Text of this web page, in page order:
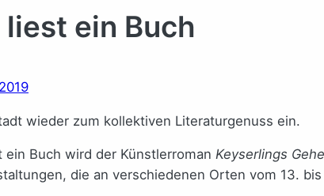
ein Buch
wieder zum kollektiven Literaturgenuss ein.
ein Buch wird der Künstlerroman Keyserlings
die an verschiedenen Orten vom 13.